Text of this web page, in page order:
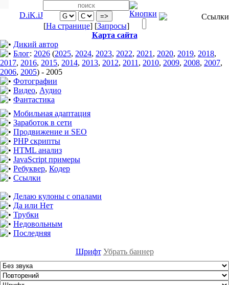
D.iK.iJ
[На странице] [Запросы]
Карта сайта
Дикий автор
Блог: 2026 (2025, 2024, 2023, 2022, 2021 , 2020, 2019, 2018,
2017, 2016, 2015, 2014, 2013, 2012, 2011 , 2010, 2009, 2008, 2007,
2006, 2005) - 2005
Фотографии
Видео, Аудио
Фантастика
Мобильная адаптация
Заработок в сети
Продвижение и SEO
PHP скрипты
HTML анализ
JavaScript примеры
Ребуквер, Кодер
Ссылки
Делаю кулоны с опалами
Да или Нет
Трубки
Недовольным
Последняя
Шрифт Убрать баннер